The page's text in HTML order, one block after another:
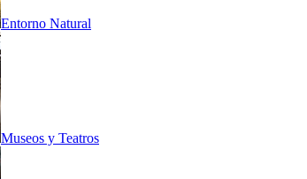
Entorno Natural
Museos y Teatros